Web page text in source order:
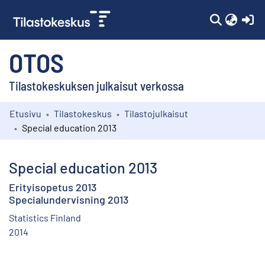
OTOS
Tilastokeskuksen julkaisut verkossa
Kokoelmat
Etusivu Tilastokeskus
Tilastojulkaisut
Special education 2013
Special education 2013
Erityisopetus 2013
Specialundervisning 2013
Statistics Finland
2014